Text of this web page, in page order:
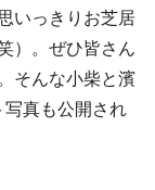
いっきりお芝居
）。ぜひ皆さん
そんな小柴と濱
真も公開され